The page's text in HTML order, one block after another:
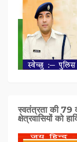
स्वतंत्रता की 79
क्षेत्रवासियों को